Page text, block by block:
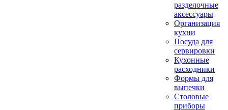
разделочные
аксессуары
Организация
кухни
Посуда для
сервировки
Кухонные
расходники
Формы для
выпечки
Столовые
приборы